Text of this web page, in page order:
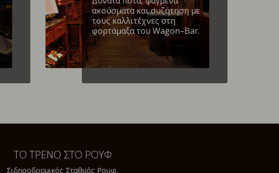
ακούσματα και συζήτηση με
τους καλλιτέχνες στη
φορτάμαξα του Wagon–Bar.
ΤΟ ΤΡΕΝΟ ΣΤΟ ΡΟΥΦ
Σιδηροδρομικός Σταθμός Ρουφ,